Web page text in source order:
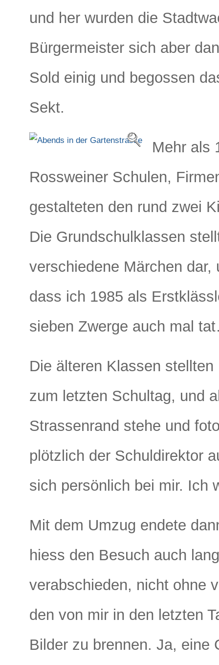
und her wurden die
Bürgermeister sich aber
Sold einig und begossen
Sekt.
Mehr als
Rossweiner Schulen,
gestalteten den rund zwei
Die Grundschulklassen
verschiedene Märchen
dass ich 1985 als
sieben Zwerge auch mal
Die älteren Klassen
zum letzten Schultag, und
Strassenrand stehe und
plötzlich der Schuldirektor
sich persönlich bei mir. Ich
Mit dem Umzug endete
hiess den Besuch auch
verabschieden, nicht ohne
den von mir in den letzten
Bilder zu brennen. Ja, eine